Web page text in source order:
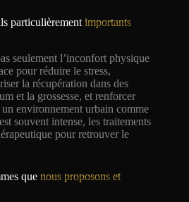
particulièrement importants
seulement l’inconfort physique
pour réduire le stress,
la récupération dans des
et la grossesse, et renforcer
environnement urbain comme
souvent intense, les traitements
pour retrouver le
que nous proposons et